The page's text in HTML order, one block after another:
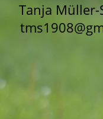
Tanja